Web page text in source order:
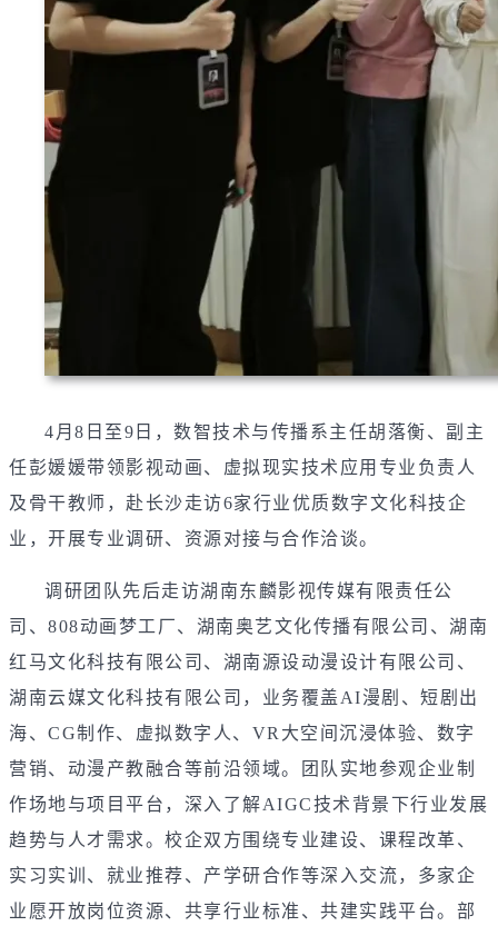
4月8日至9日，数智技术与传播系主任胡落衡、副主
任彭媛媛带领影视动画、虚拟现实技术应用专业负责人
及骨干教师，赴长沙走访6家行业优质数字文化科技企
业，开展专业调研、资源对接与合作洽谈。
调研团队先后走访湖南东麟影视传媒有限责任公
司、808动画梦工厂、湖南奥艺文化传播有限公司、湖南
红马文化科技有限公司、湖南源设动漫设计有限公司、
湖南云媒文化科技有限公司，业务覆盖AI漫剧、短剧出
海、CG制作、虚拟数字人、VR大空间沉浸体验、数字
营销、动漫产教融合等前沿领域。团队实地参观企业制
作场地与项目平台，深入了解AIGC技术背景下行业发展
趋势与人才需求。校企双方围绕专业建设、课程改革、
实习实训、就业推荐、产学研合作等深入交流，多家企
业愿开放岗位资源、共享行业标准、共建实践平台。部